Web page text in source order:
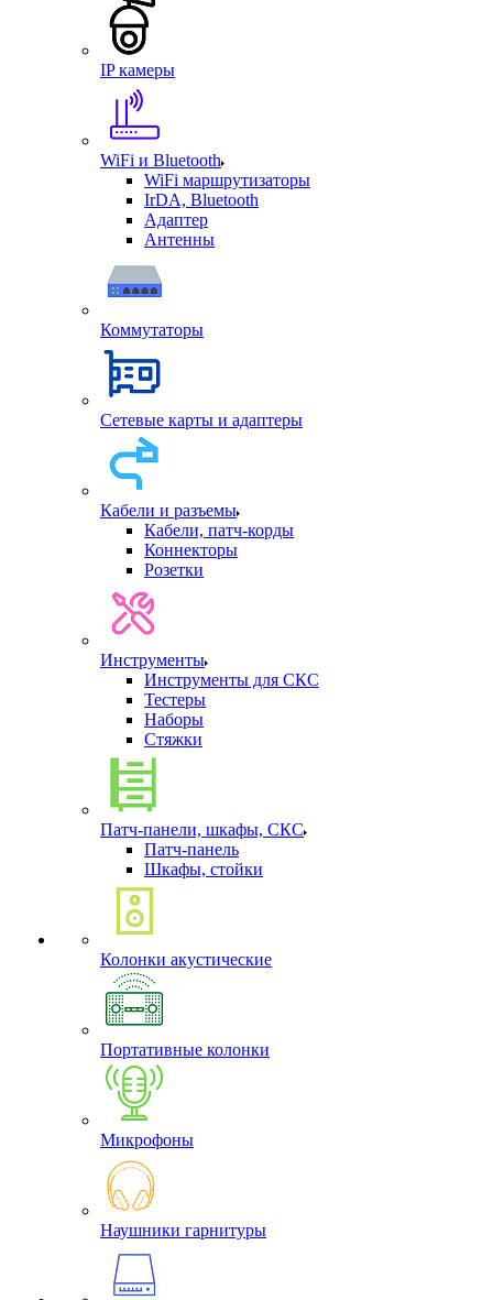
IP камеры
WiFi и Bluetooth
WiFi маршрутизаторы
IrDA, Bluetooth
Адаптер
Антенны
Коммутаторы
Сетевые карты и адаптеры
Кабели и разъемы
Кабели, патч-корды
Коннекторы
Розетки
Инструменты
Инструменты для СКС
Тестеры
Наборы
Стяжки
Патч-панели, шкафы, СКС
Патч-панель
Шкафы, стойки
Колонки акустические
Портативные колонки
Микрофоны
Наушники гарнитуры